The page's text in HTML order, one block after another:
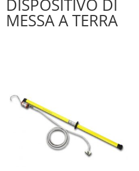
DISPOSITIVO DI
MESSA A TERRA